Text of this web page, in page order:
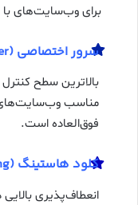
برای وب‌سایت‌های
سرور اختصاصی (Dedicated Server):
بالاترین سطح کنترل
مناسب وب‌سایت‌های
فوق‌العاده است.
کلود هاستینگ (Cloud Hosting):
انعطاف‌پذیری